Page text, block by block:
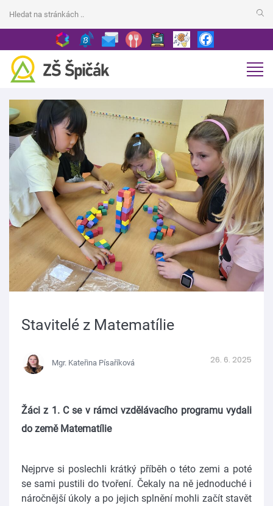
Stavitelé z Matematílie
Mgr. Kateřina Písaříková 26. 6. 2025
Žáci z 1. C se v rámci vzdělávacího programu vydali
do země Matematílie
Nejprve si poslechli krátký příběh o této zemi a poté
se sami pustili do tvoření. Čekaly na ně jednoduché i
náročnější úkoly a po jejich splnění mohli začít stavět